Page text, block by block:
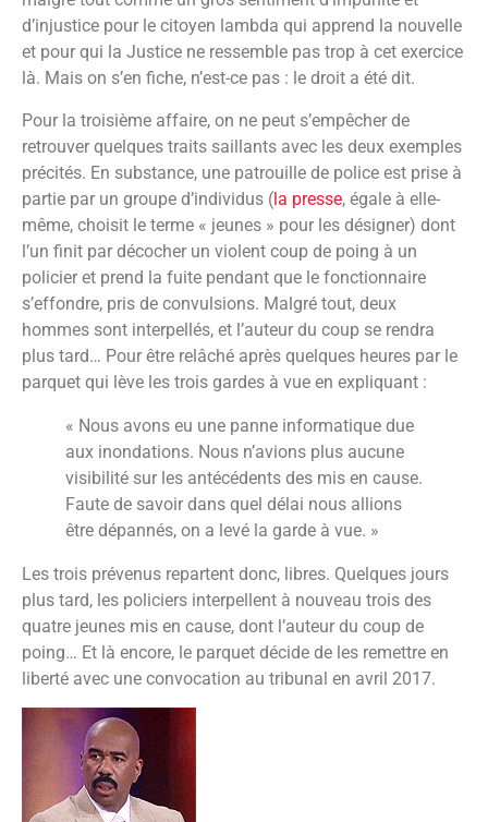
d’injustice pour le citoyen lambda qui apprend la nouvelle
et pour qui la Justice ne ressemble pas trop à cet exercice
là. Mais on s’en fiche, n’est-ce pas : le droit a été dit.
Pour la troisième affaire, on ne peut s’empêcher de
retrouver quelques traits saillants avec les deux exemples
précités. En substance, une patrouille de police est prise à
partie par un groupe d’individus (la presse, égale à elle-
même, choisit le terme « jeunes » pour les désigner) dont
l’un finit par décocher un violent coup de poing à un
policier et prend la fuite pendant que le fonctionnaire
s’effondre, pris de convulsions. Malgré tout, deux
hommes sont interpellés, et l’auteur du coup se rendra
plus tard… Pour être relâché après quelques heures par le
parquet qui lève les trois gardes à vue en expliquant :
« Nous avons eu une panne informatique due
aux inondations. Nous n’avions plus aucune
visibilité sur les antécédents des mis en cause.
Faute de savoir dans quel délai nous allions
être dépannés, on a levé la garde à vue. »
Les trois prévenus repartent donc, libres. Quelques jours
plus tard, les policiers interpellent à nouveau trois des
quatre jeunes mis en cause, dont l’auteur du coup de
poing… Et là encore, le parquet décide de les remettre en
liberté avec une convocation au tribunal en avril 2017.